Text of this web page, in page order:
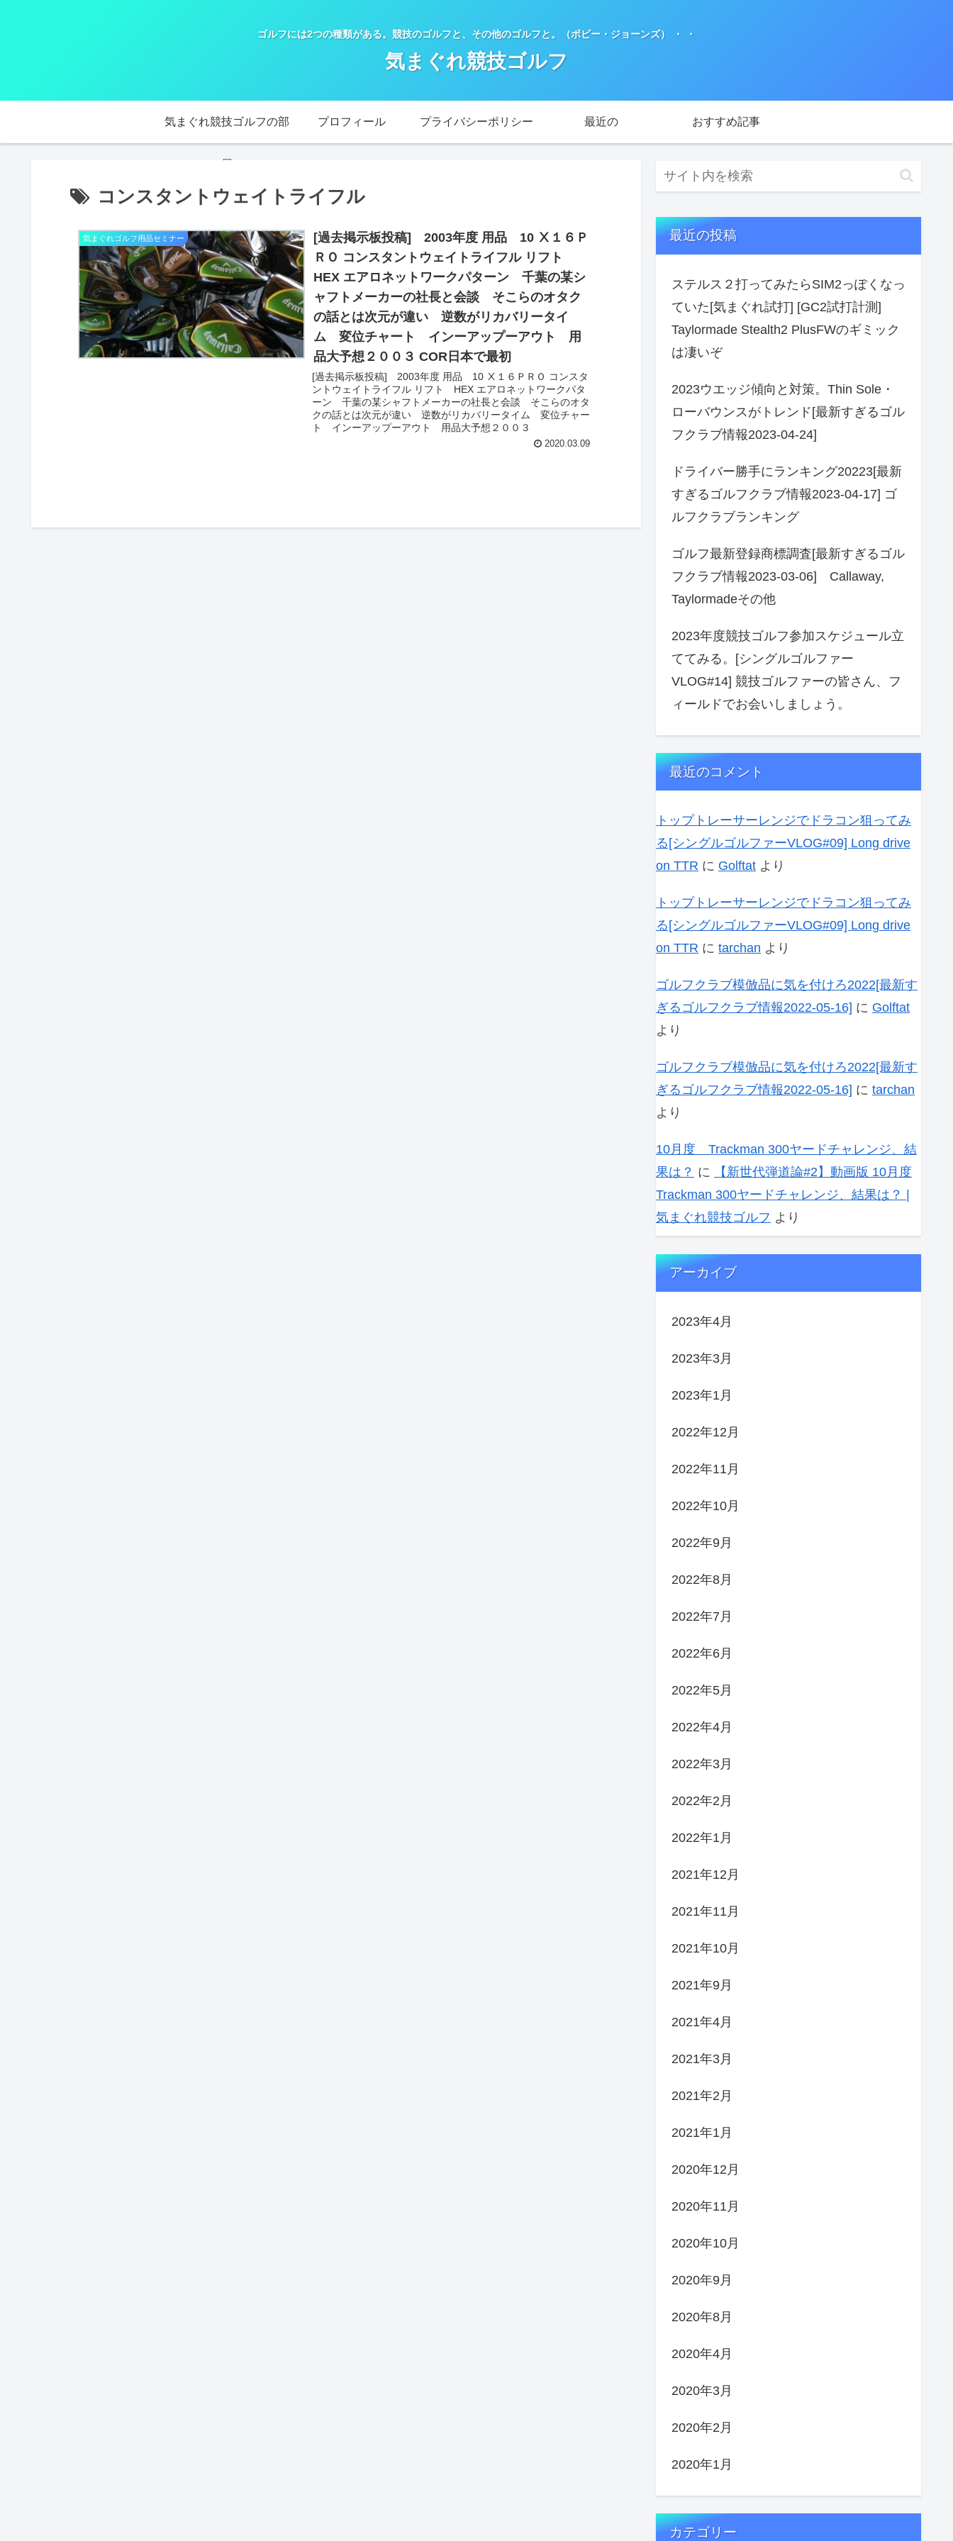
ゴルフには2つの種類がある。競技のゴルフと、その他のゴルフと。（ボビー・ジョーンズ） ・ ・
気まぐれ競技ゴルフ
気まぐれ競技ゴルフの部
屋
プロフィール プライバシーポリシー 最近の おすすめ記事
コンスタントウェイトライフル
気まぐれゴルフ用品セミナー
[過去掲示板投稿] 2003年度 用品 10 Ⅹ１６Ｐ
ＲＯ コンスタントウェイトライフル リフト
HEX エアロネットワークパターン 千葉の某シ
ャフトメーカーの社長と会談 そこらのオタク
の話とは次元が違い 逆数がリカバリータイ
ム 変位チャート インーアップーアウト 用
品大予想２００３ COR日本で最初
[過去掲示板投稿] 2003年度 用品 10 Ⅹ１６ＰＲＯ コンスタ
ントウェイトライフル リフト HEX エアロネットワークパタ
ーン 千葉の某シャフトメーカーの社長と会談 そこらのオタ
クの話とは次元が違い 逆数がリカバリータイム 変位チャー
ト インーアップーアウト 用品大予想２００３
2020.03.09
最近の投稿
ステルス２打ってみたらSIM2っぽくなっ
ていた[気まぐれ試打] [GC2試打計測]
Taylormade Stealth2 PlusFWのギミック
は凄いぞ
2023ウエッジ傾向と対策。Thin Sole・
ローバウンスがトレンド[最新すぎるゴル
フクラブ情報2023-04-24]
ドライバー勝手にランキング20223[最新
すぎるゴルフクラブ情報2023-04-17] ゴ
ルフクラブランキング
ゴルフ最新登録商標調査[最新すぎるゴル
フクラブ情報2023-03-06] Callaway,
Taylormadeその他
2023年度競技ゴルフ参加スケジュール立
ててみる。[シングルゴルファー
VLOG#14] 競技ゴルファーの皆さん、フ
ィールドでお会いしましょう。
最近のコメント
トップトレーサーレンジでドラコン狙ってみ
る[シングルゴルファーVLOG#09] Long drive
on TTR に Golftat より
トップトレーサーレンジでドラコン狙ってみ
る[シングルゴルファーVLOG#09] Long drive
on TTR に tarchan より
ゴルフクラブ模倣品に気を付けろ2022[最新す
ぎるゴルフクラブ情報2022-05-16] に Golftat
より
ゴルフクラブ模倣品に気を付けろ2022[最新す
ぎるゴルフクラブ情報2022-05-16] に tarchan
より
10月度 Trackman 300ヤードチャレンジ、結
果は？ に
【新世代弾道論#2】動画版 10月度
Trackman 300ヤードチャレンジ、結果は？ |
気まぐれ競技ゴルフ より
アーカイブ
2023年4月
2023年3月
2023年1月
2022年12月
2022年11月
2022年10月
2022年9月
2022年8月
2022年7月
2022年6月
2022年5月
2022年4月
2022年3月
2022年2月
2022年1月
2021年12月
2021年11月
2021年10月
2021年9月
2021年4月
2021年3月
2021年2月
2021年1月
2020年12月
2020年11月
2020年10月
2020年9月
2020年8月
2020年4月
2020年3月
2020年2月
2020年1月
カテゴリー